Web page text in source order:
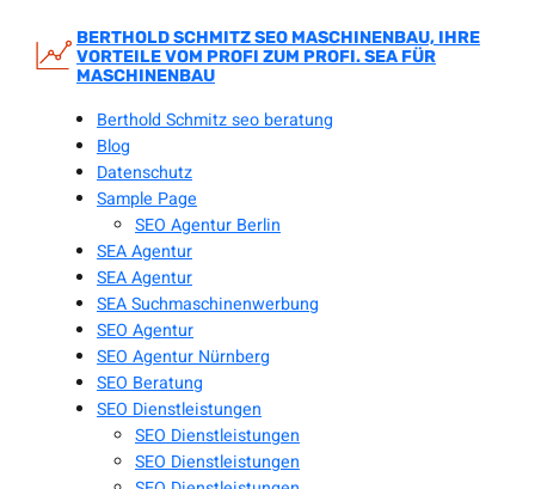
Inhalt
springen
BERTHOLD SCHMITZ SEO MASCHINENBAU, IHRE
VORTEILE VOM PROFI ZUM PROFI. SEA FÜR
MASCHINENBAU
Berthold Schmitz seo beratung
Blog
Datenschutz
Sample Page
SEO Agentur Berlin
SEA Agentur
SEA Agentur
SEA Suchmaschinenwerbung
SEO Agentur
SEO Agentur Nürnberg
SEO Beratung
SEO Dienstleistungen
SEO Dienstleistungen
SEO Dienstleistungen